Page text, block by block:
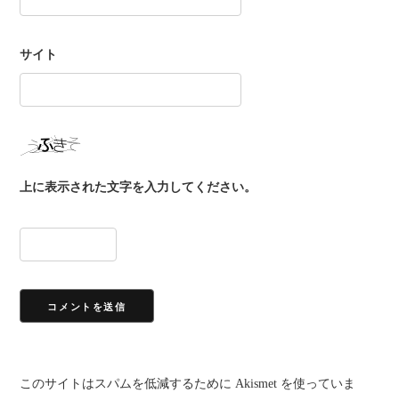
サイト
上に表示された文字を入力してください。
このサイトはスパムを低減するために Akismet を使っていま